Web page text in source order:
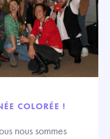
COLORÉE !
nous sommes